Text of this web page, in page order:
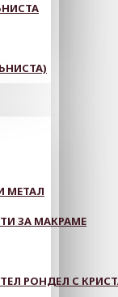
МЕТАЛ
ЗА МАКРАМЕ
РОНДЕЛ С